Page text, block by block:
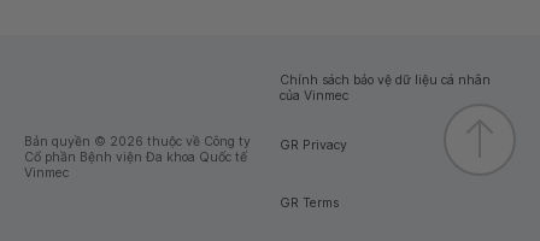
Bản quyền © 2026 thuộc về Công ty
Cổ phần Bệnh viện Đa khoa Quốc tế
Vinmec
Chính sách bảo vệ dữ liệu cá nhân
của Vinmec
GR Privacy
GR Terms